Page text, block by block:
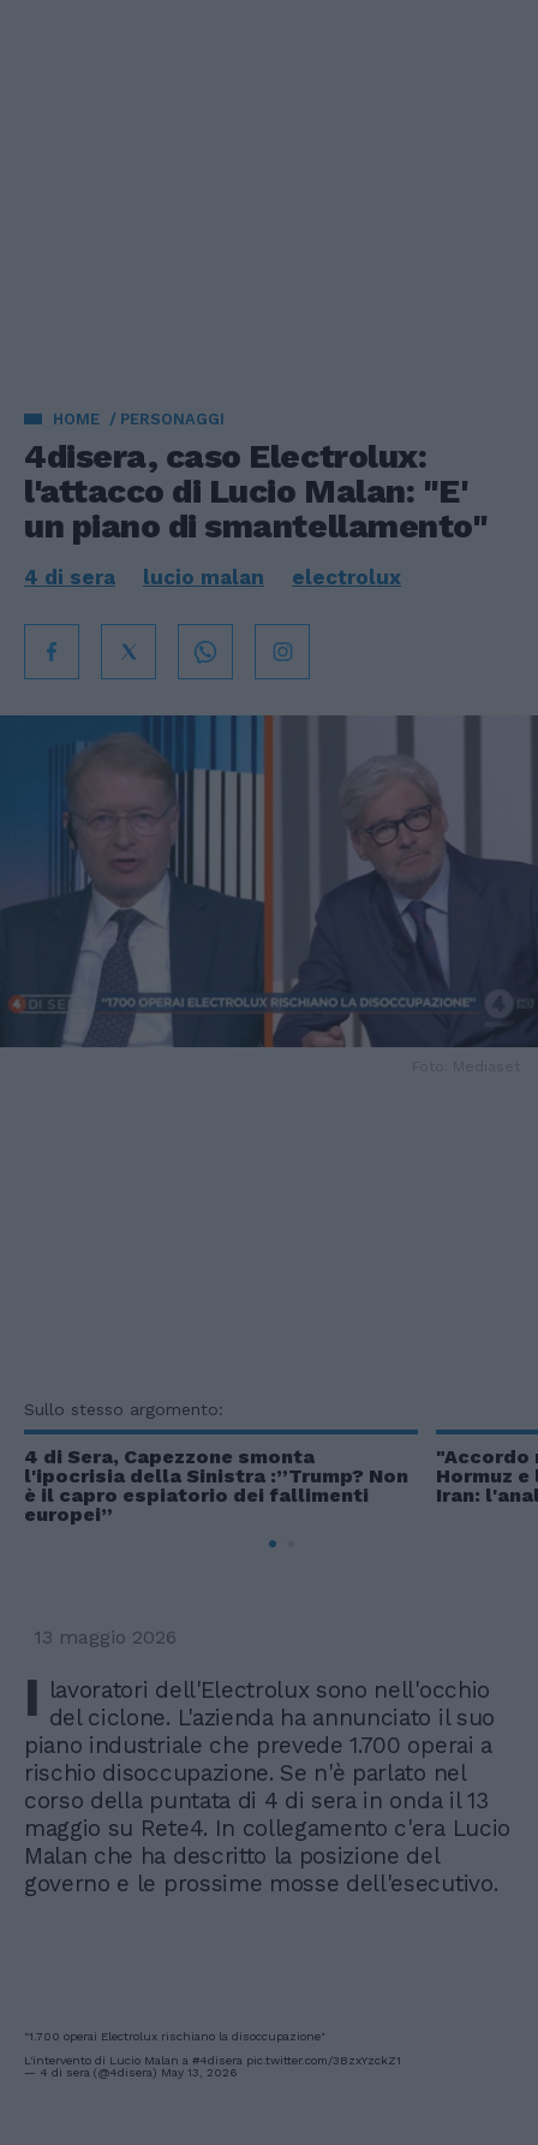
HOME PERSONAGGI
4disera, caso Electrolux:
l'attacco di Lucio Malan: "E'
un piano di smantellamento"
4 di sera lucio malan electrolux
Sullo stesso argomento:
4 di Sera, Capezzone smonta
l'ipocrisia della Sinistra :”Trump? Non
è il capro espiatorio dei fallimenti
europei”
"Accordo
Hormuz
Iran:
13 maggio 2026
I lavoratori dell'Electrolux sono nell'occhio
del ciclone. L'azienda ha annunciato il suo
piano industriale che prevede 1.700 operai a
rischio disoccupazione. Se n'è parlato nel
corso della puntata di 4 di sera in onda il 13
maggio su Rete4. In collegamento c'era Lucio
Malan che ha descritto la posizione del
governo e le prossime mosse dell'esecutivo.
"1.700 operai Electrolux rischiano la disoccupazione"
L'intervento di Lucio Malan a #4disera pic.twitter.com/3BzxYzckZ1
— 4 di sera (@4disera) May 13, 2026